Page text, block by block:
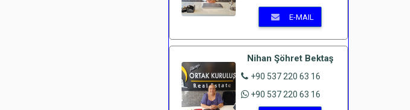
E-MAIL
Nihan Şöhret Bektaş
+90 537 220 63 16
+90 537 220 63 16